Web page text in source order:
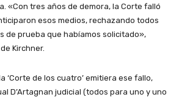
«Con tres años de demora, la Corte falló
esos medios, rechazando todos
de prueba que habíamos solicitado»,
Kirchner.
‘Corte de los cuatro’ emitiera ese fallo,
D’Artagnan judicial (todos para uno y uno